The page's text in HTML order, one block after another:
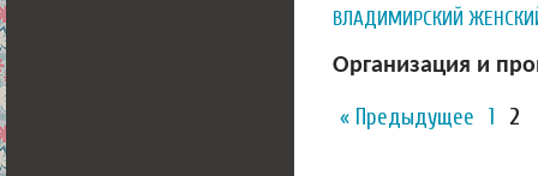
ВЛАДИМИРСКИЙ
Организация и
« Предыдущее 1 2